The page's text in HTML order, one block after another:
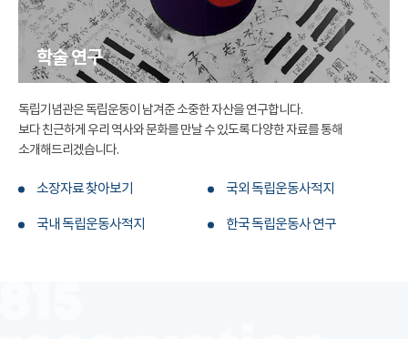
학술 연구
독립기념관은 독립운동이 남겨준 소중한 자산을 연구합니다.
보다 친근하게 우리 역사와 문화를 만날 수 있도록 다양한 자료를 통해
소개해드리겠습니다.
소장자료 찾아보기 국외 독립운동사적지
국내 독립운동사적지 한국 독립운동사 연구